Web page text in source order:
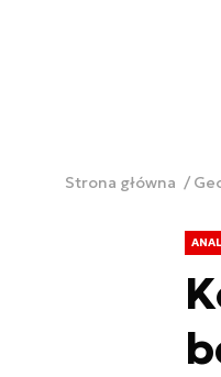
Strona główna